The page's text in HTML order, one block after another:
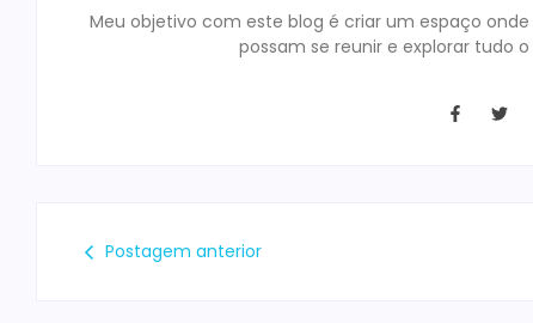
Meu objetivo com este blog é criar um espaço
possam se reunir e explorar tudo
Postagem anterior